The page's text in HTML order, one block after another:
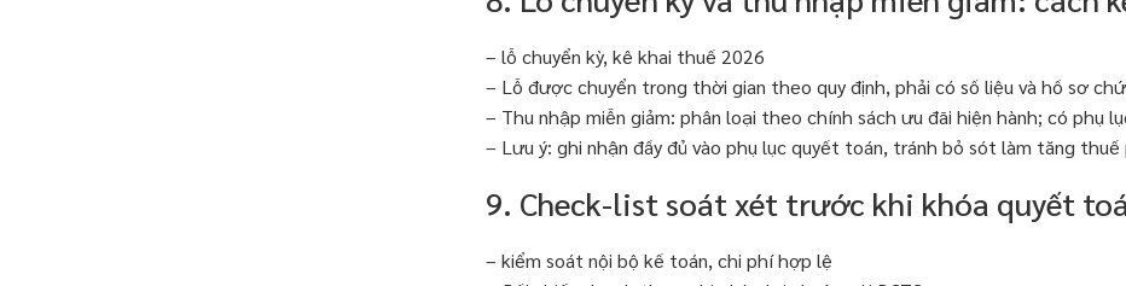
– lỗ chuyển kỳ, kê khai thuế 2026
– Lỗ được chuyển trong thời gian theo quy định, phải có số liệu và hồ sơ
– Thu nhập miễn giảm: phân loại theo chính sách ưu đãi hiện hành; có phụ
– Lưu ý: ghi nhận đầy đủ vào phụ lục quyết toán, tránh bỏ sót làm tăng thuế
9. Check-list soát xét trước khi khóa quyết
– kiểm soát nội bộ kế toán, chi phí hợp lệ